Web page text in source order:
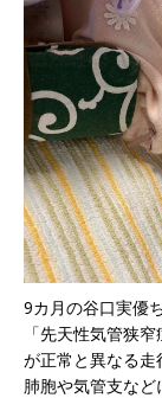
9カ月の谷口実優
「先天性気管狭
が正常と異なる走
肺胞や気管支な